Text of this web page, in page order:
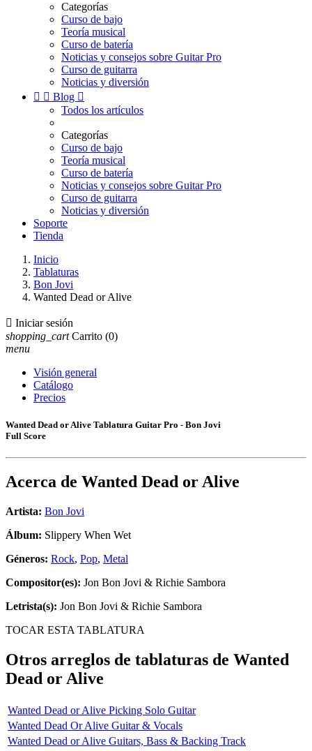
Categorías
Curso de bajo
Teoría musical
Curso de batería
Noticias y consejos sobre Guitar Pro
Curso de guitarra
Noticias y diversión
  Blog 
Todos los artículos
Categorías
Curso de bajo
Teoría musical
Curso de batería
Noticias y consejos sobre Guitar Pro
Curso de guitarra
Noticias y diversión
Soporte
Tienda
Inicio
Tablaturas
Bon Jovi
Wanted Dead or Alive
 Iniciar sesión
shopping_cart Carrito (0)
menu
Visión general
Catálogo
Precios
Wanted Dead or Alive Tablatura Guitar Pro - Bon Jovi
Full Score
Acerca de Wanted Dead or Alive
Artista: Bon Jovi
Álbum: Slippery When Wet
Géneros: Rock, Pop, Metal
Compositor(es): Jon Bon Jovi & Richie Sambora
Letrista(s): Jon Bon Jovi & Richie Sambora
TOCAR ESTA TABLATURA
Otros arreglos de tablaturas de Wanted
Dead or Alive
Wanted Dead or Alive Picking Solo Guitar
Wanted Dead Or Alive Guitar & Vocals
Wanted Dead or Alive Guitars, Bass & Backing Track